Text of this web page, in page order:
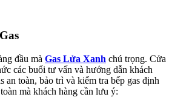
đầu mà Gas Lửa Xanh chú trọng. Cửa
các buổi tư vấn và hướng dẫn khách
an toàn, bảo trì và kiểm tra bếp gas định
mà khách hàng cần lưu ý: